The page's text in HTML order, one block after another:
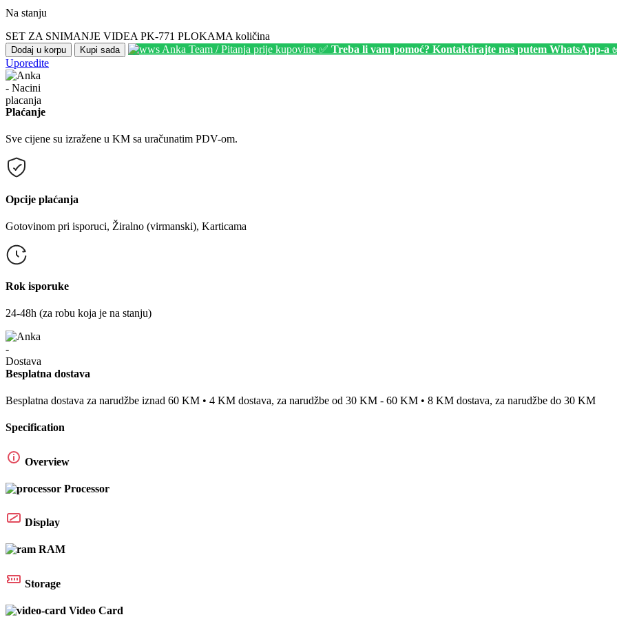
Na stanju
SET ZA SNIMANJE VIDEA PK-771 PLOKAMA količina
Dodaj u korpu Kupi sada Anka Team / Pitanja prije kupovine ✅ Treba li vam pomoć? Kontaktirajte nas putem WhatsApp-a
Uporedite
Plaćanje
Sve cijene su izražene u KM sa uračunatim PDV-om.
Opcije plaćanja
Gotovinom pri isporuci, Žiralno (virmanski), Karticama
Rok isporuke
24-48h (za robu koja je na stanju)
Besplatna dostava
Besplatna dostava za narudžbe iznad 60 KM • 4 KM dostava, za narudžbe od 30 KM - 60 KM • 8 KM dostava, za narudžbe do 30 KM
Specification
Overview
Processor
Display
RAM
Storage
Video Card